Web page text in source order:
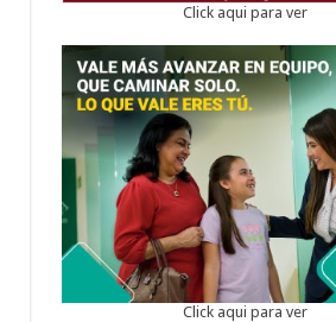
Click aqui para ver
Click aqui para ver